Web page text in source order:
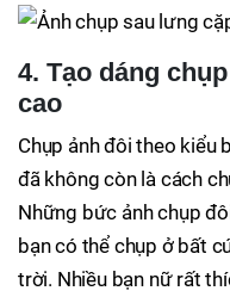
4. Tạo dáng
cao
Chụp ảnh đôi theo kiểu
đã không còn là cách
Những bức ảnh chụp
bạn có thể chụp ở bất
trời. Nhiều bạn nữ rất